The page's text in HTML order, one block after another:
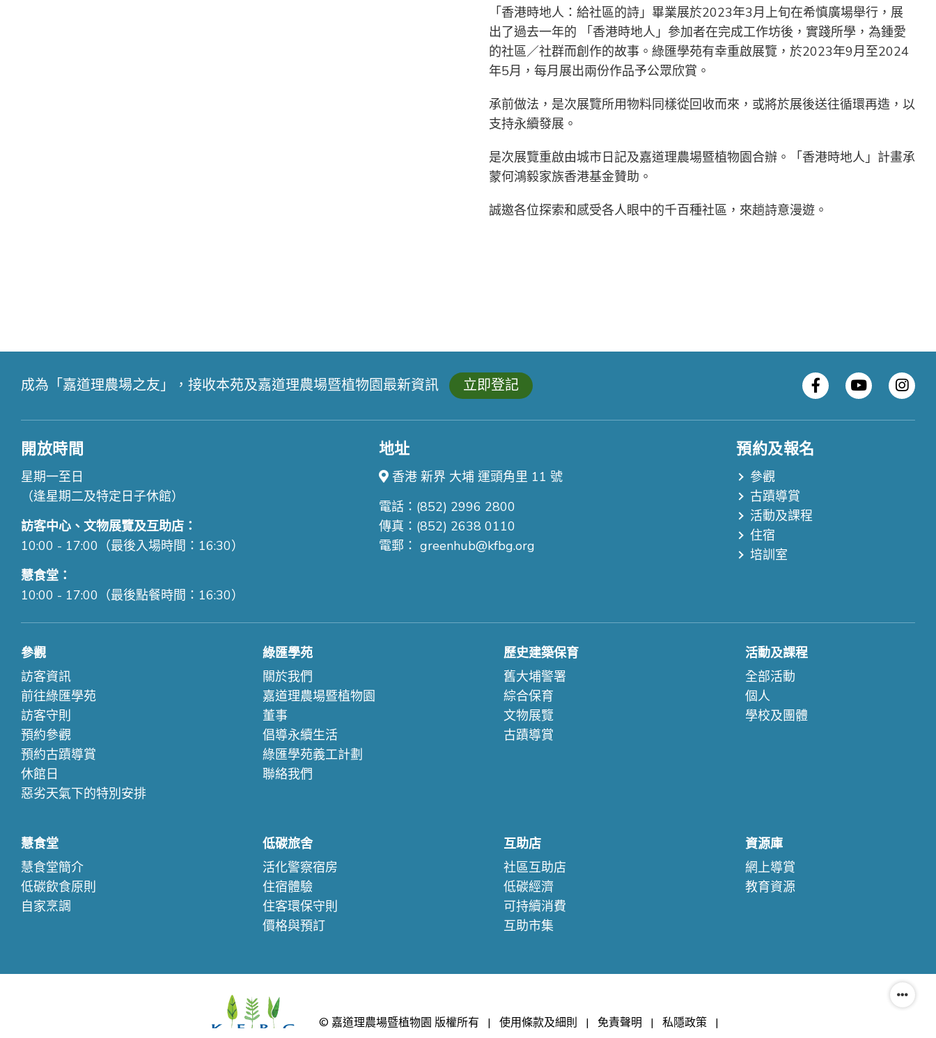
「香港時地人：給社區的詩」畢業展於2023年3月上旬在希慎廣場舉行，展
出了過去一年的
「香港時地人」參加者在完成工作坊後，實踐所學，為鍾愛
的社區／社群而創作的故事。綠匯學苑有幸重啟展覽，於2023年9月至2024
年5月，每月展出兩份作品予公眾欣賞。
承前做法，是次展覽所用物料同樣從回收而來，或將於展後送往循環再造，以
支持永續發展。
是次展覽重啟由城市日記及嘉道理農場暨植物園合辦。「香港時地人」計畫承
蒙何鴻毅家族香港基金贊助。
誠邀各位探索和感受各人眼中的千百種社區，來趟詩意漫遊。
成為「嘉道理農場之友」，接收本苑及嘉道理農場暨植物園最新資訊 立即登記
開放時間
星期一至日
（逢星期二及特定日子休館）
訪客中心、文物展覽及互助店：
10:00 - 17:00（最後入場時間：16:30）
慧食堂：
10:00 - 17:00（最後點餐時間：16:30）
地址
香港 新界 大埔 運頭角里 11 號
電話：(852) 2996 2800
傳真：(852) 2638 0110
電郵： greenhub@kfbg.org
預約及報名
參觀
古蹟導賞
活動及課程
住宿
培訓室
參觀
訪客資訊
前往綠匯學苑
訪客守則
預約參觀
預約古蹟導賞
休館日
惡劣天氣下的特別安排
綠匯學苑
關於我們
嘉道理農場暨植物園
董事
倡導永續生活
綠匯學苑義工計劃
聯絡我們
歷史建築保育
舊大埔警署
綜合保育
文物展覽
古蹟導賞
活動及課程
全部活動
個人
學校及團體
慧食堂
慧食堂簡介
低碳飲食原則
自家烹調
低碳旅舍
活化警察宿房
住宿體驗
住客環保守則
價格與預訂
互助店
社區互助店
低碳經濟
可持續消費
互助市集
資源庫
網上導賞
教育資源
© 嘉道理農場暨植物園 版權所有 | 使用條款及細則 | 免責聲明 | 私隱政策 |